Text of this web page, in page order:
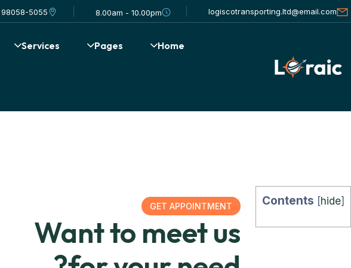
logiscotransporting.ltd@email.com
8.00am - 10.00pm
98058-5055
Home
Pages
Services
Contents [hide]
GET APPOINTMENT
Want to meet us